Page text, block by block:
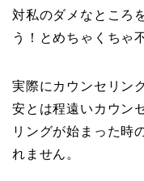
対私のダメなところ
う！とめちゃくちゃ
実際にカウンセリン
安とは程遠いカウン
リングが始まった時
れません。